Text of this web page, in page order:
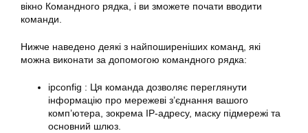
вікно Командного рядка, і ви зможете почати вводити
команди.
Нижче наведено деякі з найпоширеніших команд, які
можна виконати за допомогою командного рядка:
ipconfig : Ця команда дозволяє переглянути
інформацію про мережеві з’єднання вашого
комп’ютера, зокрема IP-адресу, маску підмережі та
основний шлюз.